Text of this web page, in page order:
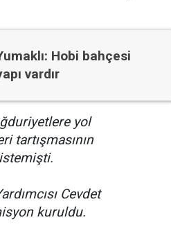
Hobi bahçesi
vardır
yol
tartışmasının
Cevdet
kuruldu.